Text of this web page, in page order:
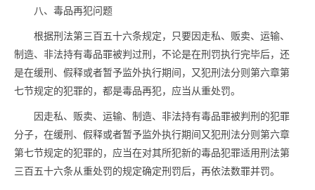
八、 毒品再犯问题
根据刑法第三百五十六条规定，只要因走私、贩卖、运输、
制造、非法持有毒品罪被判过刑，不论是在刑罚执行完毕后，还
是在缓刑、假释或者暂予监外执行期间，又犯刑法分则第六章第
七节规定的犯罪的，都是毒品再犯，应当从重处罚。
因走私、贩卖、运输、制造、非法持有毒品罪被判刑的犯罪
分子，在缓刑、假释或者暂予监外执行期间又犯刑法分则第六章
第七节规定的犯罪的，应当在对其所犯新的毒品犯罪适用刑法第
三百五十六条从重处罚的规定确定刑罚后，再依法数罪并罚。